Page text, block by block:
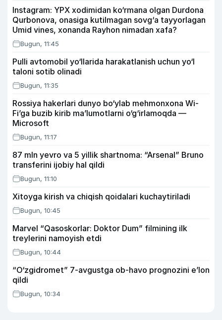
Instagram: YPX xodimidan ko‘rmana olgan Durdona
Qurbonova, onasiga kutilmagan sovg‘a tayyorlagan
Umid vines, xonanda Rayhon nimadan xafa?
Bugun, 11:45
Pulli avtomobil yo‘llarida harakatlanish uchun yo‘l
taloni sotib olinadi
Bugun, 11:35
Rossiya hakerlari dunyo bo‘ylab mehmonxona Wi-
Fi’ga buzib kirib ma’lumotlarni o‘g‘irlamoqda —
Microsoft
Bugun, 11:17
87 mln yevro va 5 yillik shartnoma: “Arsenal” Bruno
transferini ijobiy hal qildi
Bugun, 11:10
Xitoyga kirish va chiqish qoidalari kuchaytiriladi
Bugun, 10:45
Marvel “Qasoskorlar: Doktor Dum” filmining ilk
treylerini namoyish etdi
Bugun, 10:44
“O‘zgidromet” 7-avgustga ob-havo prognozini e’lon
qildi
Bugun, 10:34